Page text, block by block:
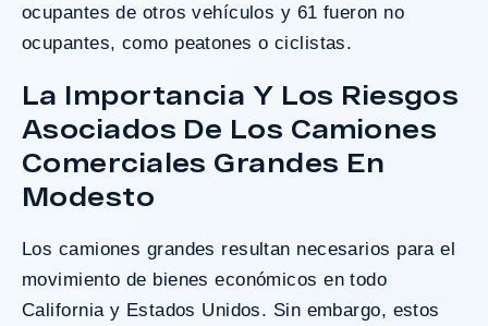
ocupantes de otros vehículos y 61 fueron no
ocupantes, como peatones o ciclistas.
La Importancia Y Los Riesgos
Asociados De Los Camiones
Comerciales Grandes En
Modesto
Los camiones grandes resultan necesarios para el
movimiento de bienes económicos en todo
California y Estados Unidos. Sin embargo, estos